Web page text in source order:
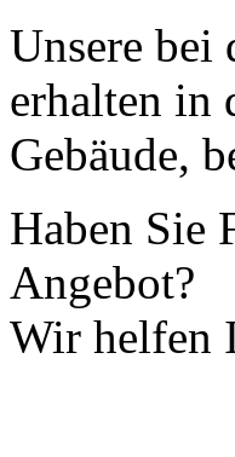
Unsere bei
erhalten in
Gebäude,
Haben Sie
Angebot?
Wir helfen